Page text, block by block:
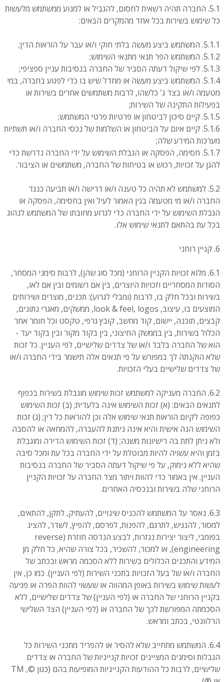
5.1. החברה תהיה רשאית לחסום, להגביל או למנוע ממשתמש מלעשות
כל שימוש בשירות בכל אחד מהמקרים הבאים:
5.1.1. המשתמש ביצע מעשה בלתי חוקי ו/או עבר על הוראות הדין;
5.1.2. המשתמש הפר תנאי מתנאי השימוש;
5.1.3. לפי שיקול דעתה הסביר של החברה בנסיבות עניין ספציפי;
5.1.4. המשתמש ביצע מעשה או מחדל שיש בו כדי לפגוע בחברה, במי
מטעמה ו/או בצד ג' כלשהו, לרבות משתמשים אחרים בשירות או
בפעילות התקינה של השירות;
5.1.5. קיים סיכון לביטחון או פרטיות פרטי המשתמש;
5.1.6. קיים איום על הביטחון או השלמות של נכסי החברה ו/או תשתיות
מערכות המידע שלה;
5.1.7. חסימה, הפסקה או הגבלת השימוש על ידי החברה נדרשת כדי
להגן על זכויות, רכוש או בטיחות של החברה, משתמשים או הציבור.
5.2. למשתמש לא תהיה כל טענה ו/או דרישה ו/או תביעה כנגד
החברה ו/או מי מטעמה בגין האמור לעיל ואין בחסימה, הפסקה או
הגבלת השימוש על ידי החברה כדי לגרוע מחובתו של המשתמש לנהוג
בכל עת בהתאם לתנאי שימוש אלו.
6. קניין רוחני
6.1. מלוא זכויות הקניין הרוחני (מכל סוג שהן), לרבות סימני המסחר,
הסודות המסחריים וזכויות היוצרים, בין אם רשומים ובין אם לאו,
בשירות ובכל חלק בו, לרבות (ומבלי לגרוע): תכנים, מוצרים ושירותים
המוצעים בו, עיצוב, look & feel, logos, ממשקים, מאגרי נתונים,
קבצים, תוכנה, יישום, קוד מחשב, קובץ גרפי, טקסט וכל חומר אחר
הכלול בשירות, בין בממשק החיצוני, בין בקוד מקור ובין בקוד יעד -
הוא של החברה בלבד ו/או של צדדים שלישיים, לפי העניין. כל זכות
שלא הוקנתה לך במפורש על פי תנאים אלה תישמר בידי החברה ו/או
של צדדים שלישיים בעלי הזכויות.
6.2. החברה מעניקה למשתמש זכות שימוש מוגבלת בשירות בכפוף
לתנאים הבאים: (א) זכות השימוש אינה בלעדית; (ב) זכות השימוש
כפופה לקיום הוראות תנאי שימוש אלה וכן להוראות כל דין; (ג) זכות
השימוש הנה אישית והיא אינה ניתנת להעברה, להמחאה או להסבה
ולא ניתן לתת בה רישיונות משנה; (ד) זכות השימוש הדירה ומוגבלת
בזמן והיא עשויה להיות מבוטלת על ידי החברה בכל עת ומכל סיבה
שהיא ללא נימוק, על פי שיקול דעתה הסביר של החברה בנסיבות
העניין. אין באמור כדי להוות ויתור מצד החברה על זכויות הקניין
הרוחני שלה בשירות ובנכסיה האחרים.
6.3. נאסר על המשתמש להכניס שינויים, להעתיק, לתקן, להתאים,
למסור, להנגיש, לתרגם, להפנות, לפרסם, להפיץ, לשדר, להציג
בפומבי, ליצור יצירות נגזרות, לבצע הנדסה חוזרת (reverse
engineering), או למכור, להשכיר, בכל צורה שהיא, כל חלק מן
המידע והתכנים הכלולים בשירות ללא הסכמה מראש ובכתב של
החברה ו/או של בעל הזכויות בתכני השירות (לפי העניין). כמו כן, אין
לעשות שימוש בשירות באופן המהווה או שעשוי להוות הפרה או פגיעה
בקניין הרוחני של החברה או (לפי העניין) של צדדים שלישיים, ללא
הסכמתה המפורשת לכך של החברה או (לפי העניין) הצד השלישי
הרלוונטי, בכתב ומראש.
6.4. המשתמש מתחייב שלא להסיר או להפריד מתכני השירות כל
הגבלות וסימנים המציינים זכויות קנייניות של החברה או צדדים
שלישיים, לרבות כל ההודעות הקנייניות המופיעות בהם (כגון ©, TM